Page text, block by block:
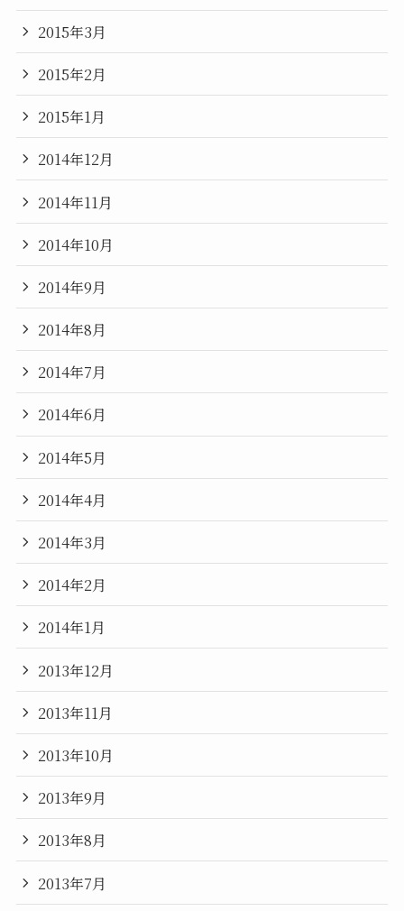
2015年3月
2015年2月
2015年1月
2014年12月
2014年11月
2014年10月
2014年9月
2014年8月
2014年7月
2014年6月
2014年5月
2014年4月
2014年3月
2014年2月
2014年1月
2013年12月
2013年11月
2013年10月
2013年9月
2013年8月
2013年7月